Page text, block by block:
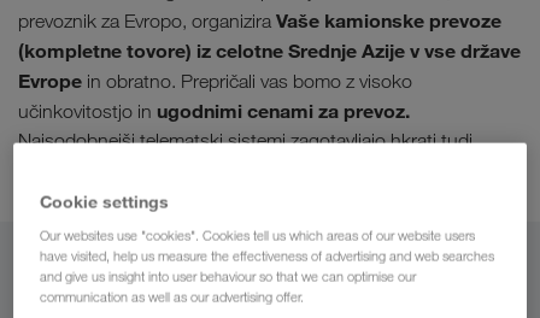
prevoznik za Evropo, organizira Vaše kamionske prevoze
(kompletne tovore) iz celotne Srednje Azije v vse države
Evrope in obratno. Prepričali vas bomo z visoko
učinkovitostjo in ugodnimi cenami za prevoz.
Najsodobnejši telematski sistemi zagotavljajo hkrati tudi
Od
Cookie settings
Our websites use "cookies". Cookies tell us which areas of our website users
have visited, help us measure the effectiveness of advertising and web searches
and give us insight into user behaviour so that we can optimise our
communication as well as our advertising offer.